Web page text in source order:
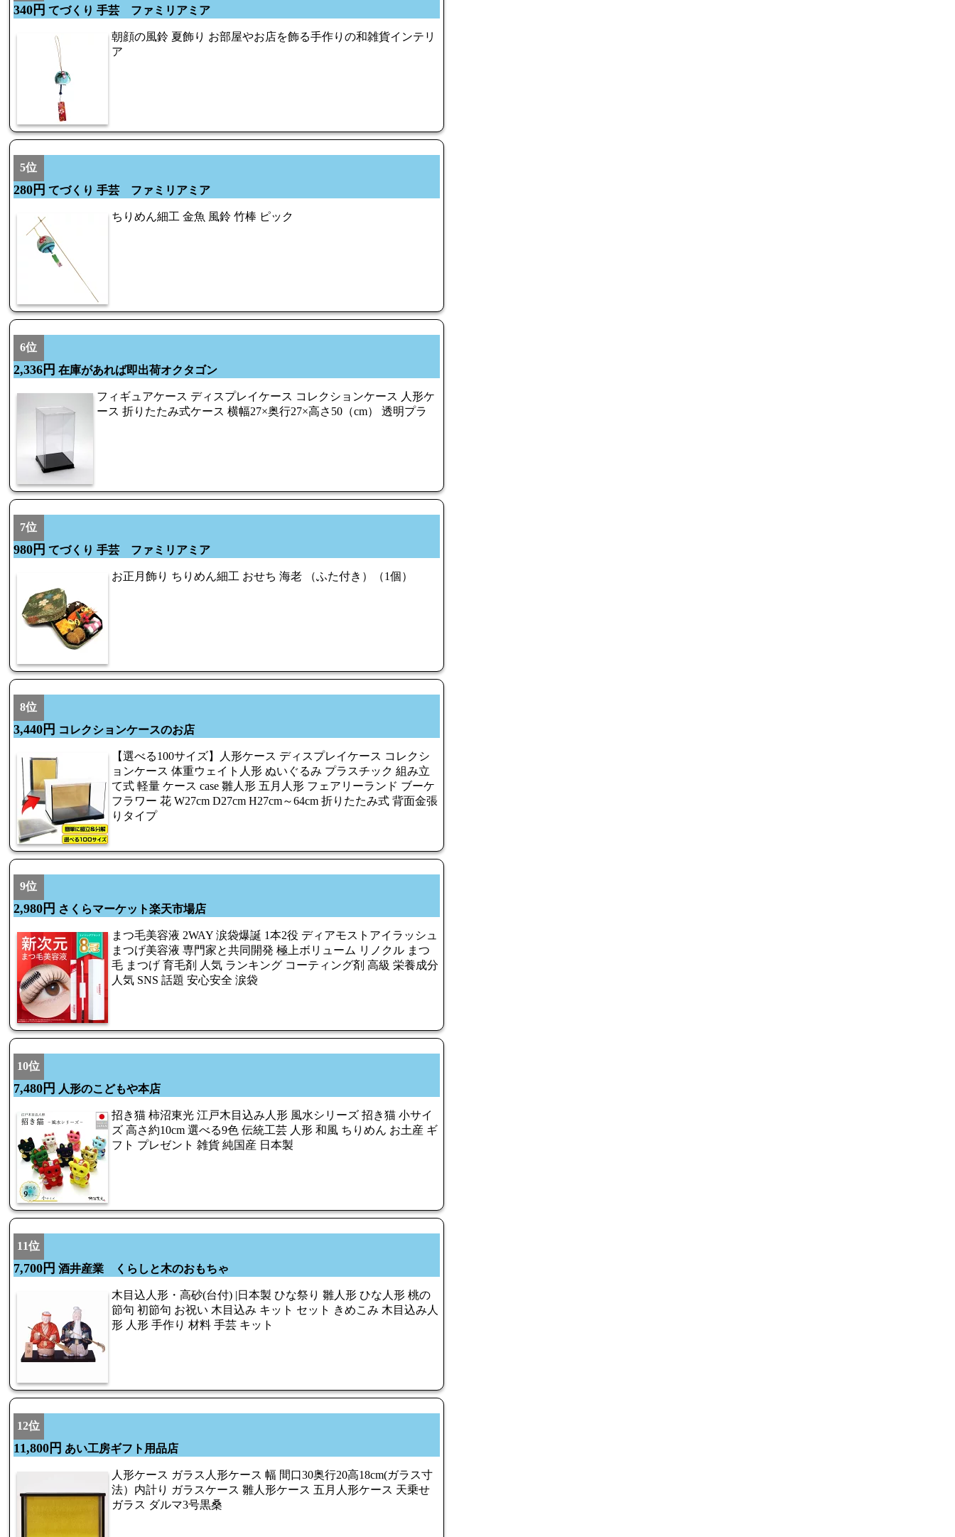
340円 てづくり 手芸 ファミリアミア
朝顔の風鈴 夏飾り お部屋やお店を飾る手作りの和雑貨インテリ
ア
5位
280円 てづくり 手芸 ファミリアミア
ちりめん細工 金魚 風鈴 竹棒 ピック
6位
2,336円 在庫があれば即出荷オクタゴン
フィギュアケース ディスプレイケース コレクションケース 人形ケ
ース 折りたたみ式ケース 横幅27×奥行27×高さ50（cm） 透明プラ
7位
980円 てづくり 手芸 ファミリアミア
お正月飾り ちりめん細工 おせち 海老 （ふた付き）（1個）
8位
3,440円 コレクションケースのお店
【選べる100サイズ】人形ケース ディスプレイケース コレクシ
ョンケース 体重ウェイト人形 ぬいぐるみ プラスチック 組み立
て式 軽量 ケース case 雛人形 五月人形 フェアリーランド ブーケ
フラワー 花 W27cm D27cm H27cm～64cm 折りたたみ式 背面金張
りタイプ
9位
2,980円 さくらマーケット楽天市場店
まつ毛美容液 2WAY 涙袋爆誕 1本2役 ディアモストアイラッシュ
まつげ美容液 専門家と共同開発 極上ボリューム リノクル まつ
毛 まつげ 育毛剤 人気 ランキング コーティング剤 高級 栄養成分
人気 SNS 話題 安心安全 涙袋
10位
7,480円 人形のこどもや本店
招き猫 柿沼東光 江戸木目込み人形 風水シリーズ 招き猫 小サイ
ズ 高さ約10cm 選べる9色 伝統工芸 人形 和風 ちりめん お土産 ギ
フト プレゼント 雑貨 純国産 日本製
11位
7,700円 酒井産業 くらしと木のおもちゃ
木目込人形・高砂(台付) |日本製 ひな祭り 雛人形 ひな人形 桃の
節句 初節句 お祝い 木目込み キット セット きめこみ 木目込み人
形 人形 手作り 材料 手芸 キット
12位
11,800円 あい工房ギフト用品店
人形ケース ガラス人形ケース 幅 間口30奥行20高18cm(ガラス寸
法）内計り ガラスケース 雛人形ケース 五月人形ケース 天乗せ
ガラス ダルマ3号黒桑